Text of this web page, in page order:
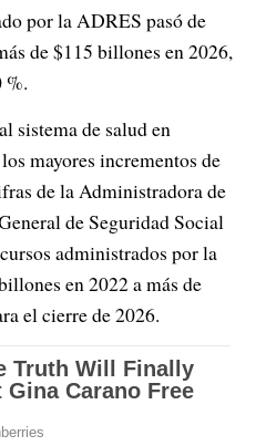
por la ADRES pasó de
de $115 billones en 2026,
%.
sistema de salud en
mayores incrementos de
de la Administradora de
de Seguridad Social
administrados por la
en 2022 a más de
el cierre de 2026.